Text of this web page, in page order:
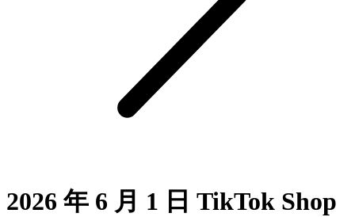
2026 年 6 月 1 日 TikTok Shop